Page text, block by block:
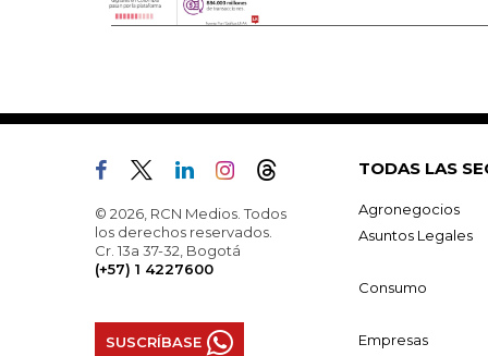
© 2026, RCN Medios. Todos
los derechos reservados.
Cr. 13a 37-32, Bogotá
(+57) 1 4227600
SUSCRÍBASE
TODAS LAS
Agronegocios
Asuntos Legales
Consumo
Empresas